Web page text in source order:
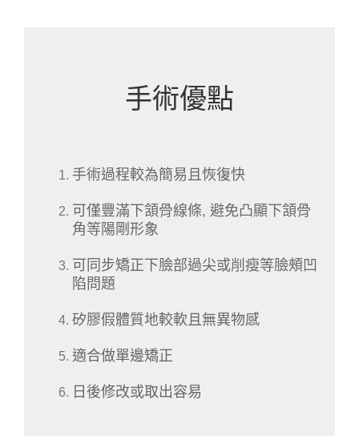
手術優點
手術過程較為簡易且恢復快
可僅豐滿下頷骨線條, 避免凸顯下頷骨
角等陽剛形象
可同步矯正下臉部過尖或削瘦等臉頰凹
陷問題
矽膠假體質地較軟且無異物感
適合做單邊矯正
日後修改或取出容易